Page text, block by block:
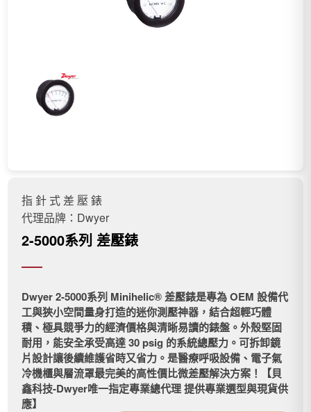
指 針 式 差 壓 錶
代理品牌：Dwyer
2-5000系列 差壓錶
Dwyer 2-5000系列 Minihelic® 差壓錶是專為 OEM 設備代
工與狹小空間量身打造的迷你測壓神器，結合超輕巧體
積、極具競爭力的經濟價格與清晰易讀的錶盤。外殼堅固
耐用，能安全承受高達 30 psig 的系統總壓力。可拆卸鏡
片設計讓後續維護省時又省力。是醫療呼吸設備、電子氣
冷機櫃與層流罩最完美的高性價比微差壓解決方案！【貝
鑫科技-Dwyer唯一指定專業總代理 提供專業選型與現貨供
應】